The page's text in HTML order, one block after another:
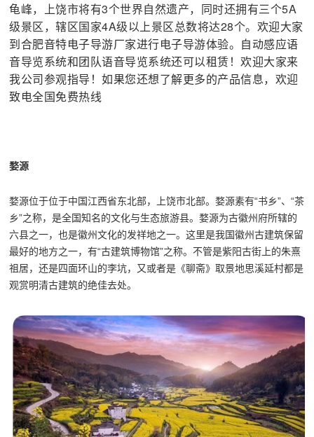
龟峰，上饶市将有3个世界自然遗产，同时还拥有三个5A
级景区，辖区国家4A级以上景区总数将达28个。 欢迎大家
到合肥音特电子导游厂家进行电子导游体验。自动感应语
音导览系统和团队语音导览系统还可以租赁！欢迎大家来
我公司参观指导！如果您还想了解更多的产品信息，欢迎
致电全国免费热线
婺源
婺源位于位于中国江西省东北部，上饶市北部。婺源素有“书乡”、“茶
乡”之称，是全国知名的文化与生态旅游县。婺源为古徽州府所辖的
六县之一，也是徽州文化的发祥地之一。这里是我国徽州古建筑保留
最好的地方之一，有“古建筑博物馆”之称。不管是紫阳古街上的朱熹
祖居，还是四面环山的李坑，又或者是《聊斋》取景地思溪延村都是
观赏明清古建筑的绝佳去处。